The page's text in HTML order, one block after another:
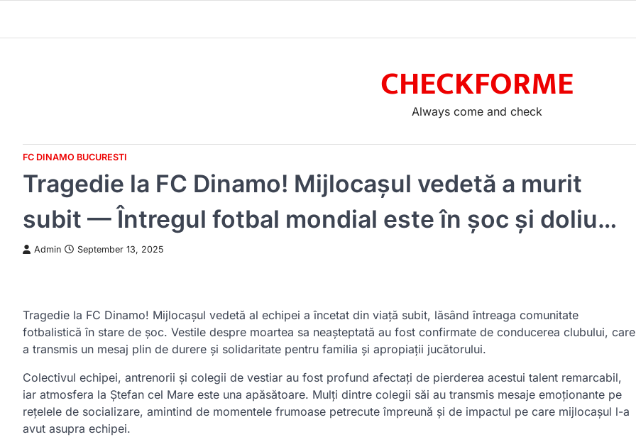
content
CHECKFORME
Always come and check
FC DINAMO BUCURESTI
Tragedie la FC Dinamo! Mijlocașul vedetă a murit
subit — Întregul fotbal mondial este în șoc și doliu…
Admin September 13, 2025
Tragedie la FC Dinamo! Mijlocașul vedetă al echipei a încetat din viață subit, lăsând întreaga comunitate
fotbalistică în stare de șoc. Vestile despre moartea sa neașteptată au fost confirmate de conducerea clubului, care
a transmis un mesaj plin de durere și solidaritate pentru familia și apropiații jucătorului.
Colectivul echipei, antrenorii și colegii de vestiar au fost profund afectați de pierderea acestui talent remarcabil,
iar atmosfera la Ștefan cel Mare este una apăsătoare. Mulți dintre colegii săi au transmis mesaje emoționante pe
rețelele de socializare, amintind de momentele frumoase petrecute împreună și de impactul pe care mijlocașul l-a
avut asupra echipei.